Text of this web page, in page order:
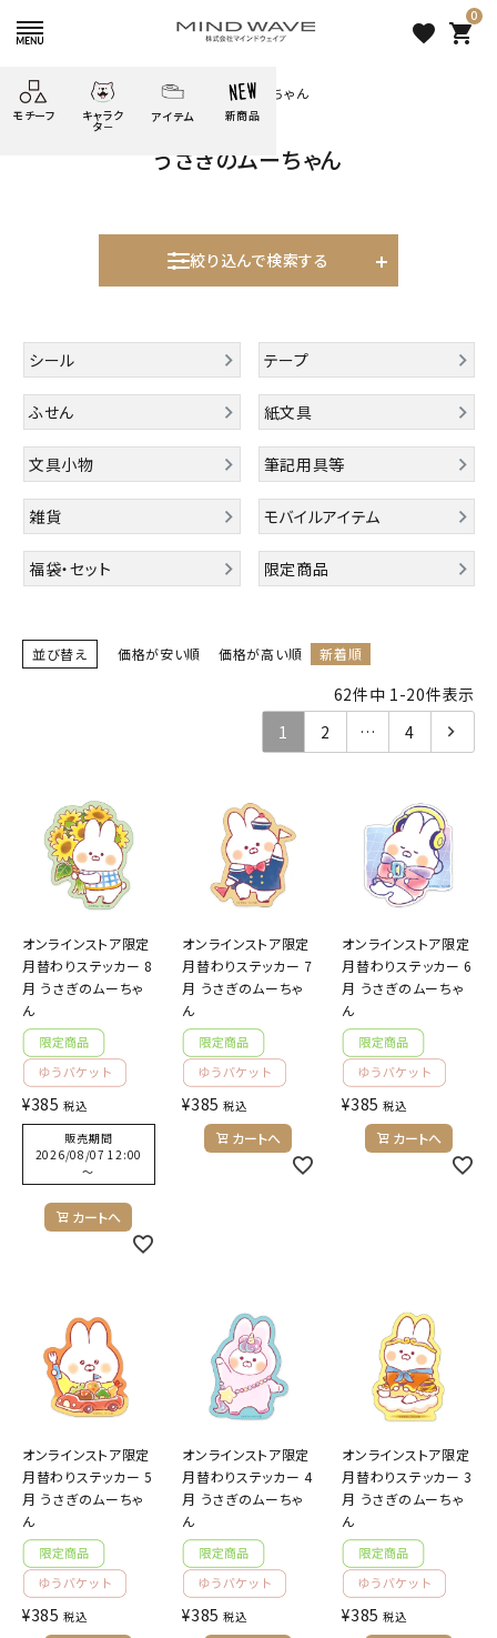
favorite
0
shopping_cart
モチーフ キャラク
タ－
ごろごろ
うさぎの
ムーちゃん
ゆるあにまる
ウサコレフレンズ
その他
アイテム
雑貨
新商品
新着商品
人気商品から探す
モチーフから探す
キャラクターから探す
INFORMATION
よくあるご質問
プライバシーポリシー
特定商取引法について
ACCOUNT MENU
ようこそ ゲスト 様
meeting_room ログイン person 会員登録
公式 デコ部
HOME すべての商品 うさぎのムーちゃん
うさぎのムーちゃん
絞り込んで検索する
シール テープ
ふせん 紙文具
文具小物 筆記用具等
雑貨 モバイルアイテム
福袋・セット 限定商品
並び替え 価格が安い順 価格が高い順 新着順
62件中 1-20件表示
1
2 … 4
オンラインストア限定
月替わりステッカー 8
月 うさぎのムーちゃ
ん
¥385 税込
販売期間
2026/08/07 12:00
〜
カートへ
オンラインストア限定
月替わりステッカー 7
月 うさぎのムーちゃ
ん
¥385 税込
カートへ
オンラインストア限定
月替わりステッカー 6
月 うさぎのムーちゃ
ん
¥385 税込
カートへ
オンラインストア限定
月替わりステッカー 5
月 うさぎのムーちゃ
ん
¥385 税込
オンラインストア限定
月替わりステッカー 4
月 うさぎのムーちゃ
ん
¥385 税込
オンラインストア限定
月替わりステッカー 3
月 うさぎのムーちゃ
ん
¥385 税込